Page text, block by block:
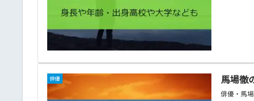
俳優 馬場徹
俳優・馬